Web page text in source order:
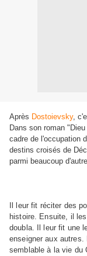
Après Dostoievsky,
Dans son roman
cadre de l'occupation
destins croisés de
parmi beaucoup
Il leur fit réciter des
histoire. Ensuite, il
doubla. Il leur fit une
enseigner aux
semblable à la vie du